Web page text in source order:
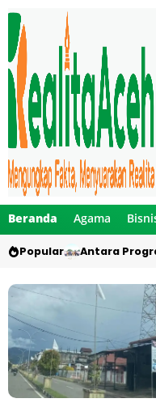
Beranda Agama
Popular Antara